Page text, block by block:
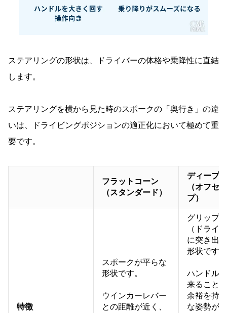
ステアリングの形状は、ドライバーの体格や乗降性に直結
します。
ステアリングを横から見た時のスポークの「奥行き」の違
いは、ドライビングポジションの適正化において極めて重
要です。
フラットコーン
（スタンダード）
ディープ
（オフセ
プ）
特徴
スポークが平らな
形状です。
ウインカーレバー
との距離が近く、
グリップ
（ドライ
に突き出
形状です。
ハンドル
来ること
余裕を持
な姿勢が